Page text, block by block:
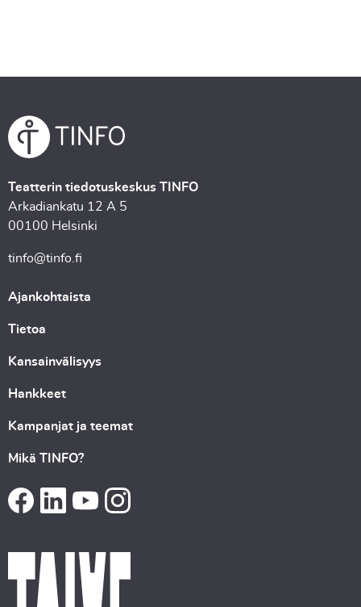
Teatterin tiedotuskeskus TINFO
Arkadiankatu 12 A 5
00100 Helsinki
tinfo@tinfo.fi
Ajankohtaista
Tietoa
Kansainvälisyys
Hankkeet
Kampanjat ja teemat
Mikä TINFO?